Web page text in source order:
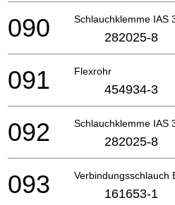
Schlauchklemme IAS
090 282025-8
Flexrohr
091 454934-3
Schlauchklemme IAS
092 282025-8
Verbindungsschlauch
093 161653-1